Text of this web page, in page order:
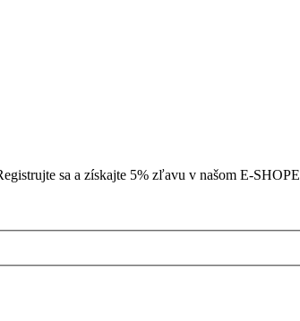
sa a získajte 5% zľavu v našom E-SHOPE